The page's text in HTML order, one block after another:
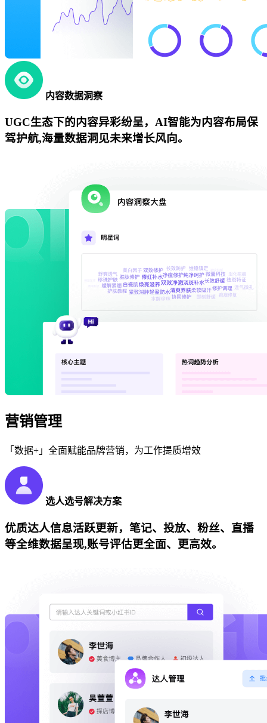
内容数据洞察
UGC生态下的内容异彩纷呈，AI智能为内容布局保
驾护航,海量数据洞见未来增长风向。
营销管理
「数据+」全面赋能品牌营销，为工作提质增效
选人选号解决方案
优质达人信息活跃更新，笔记、投放、粉丝、直播
等全维数据呈现,账号评估更全面、更高效。